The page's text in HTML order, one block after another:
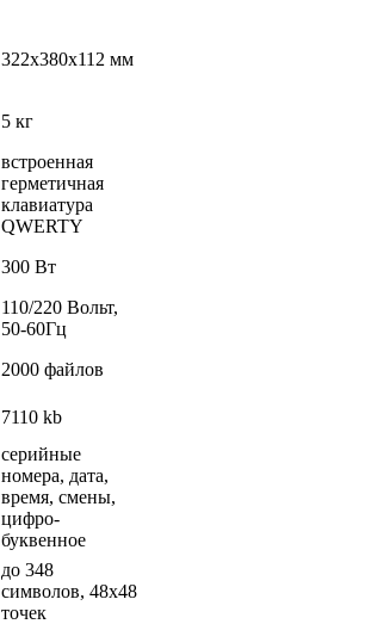
322x380x112 мм
5 кг
встроенная
герметичная
клавиатура
QWERTY
300 Вт
110/220 Вольт,
50-60Гц
2000 файлов
7110 kb
серийные
номера, дата,
время, смены,
цифро-
буквенное
до 348
символов, 48х48
точек